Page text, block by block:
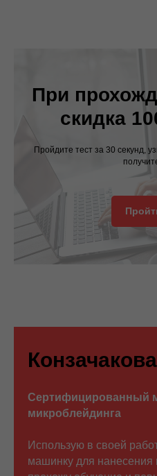
При
скидка
Пройдите тест за 30 секунд,
Сертифицированный
микроблейдинга
Использую в своей
машинку для нанесения